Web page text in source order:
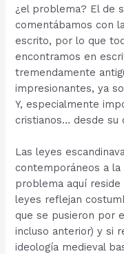
¿el problema? El de
comentábamos con
escrito, por lo que
encontramos en
tremendamente
impresionantes, ya
Y, especialmente
cristianos… desde su
Las leyes
contemporáneos a
problema aquí
leyes reflejan
que se pusieron por
incluso anterior) y si
ideología medieval